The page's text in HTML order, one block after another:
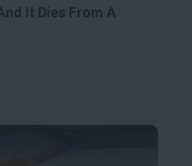
It Dies From A